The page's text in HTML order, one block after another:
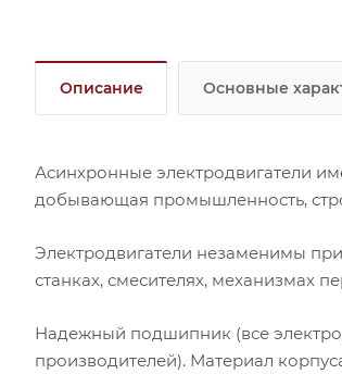
Описание Основные
Асинхронные электродвигатели
добывающая промышленность,
Электродвигатели незаменимы
станках, смесителях, механизмах
Надежный подшипник (все
производителей). Материал